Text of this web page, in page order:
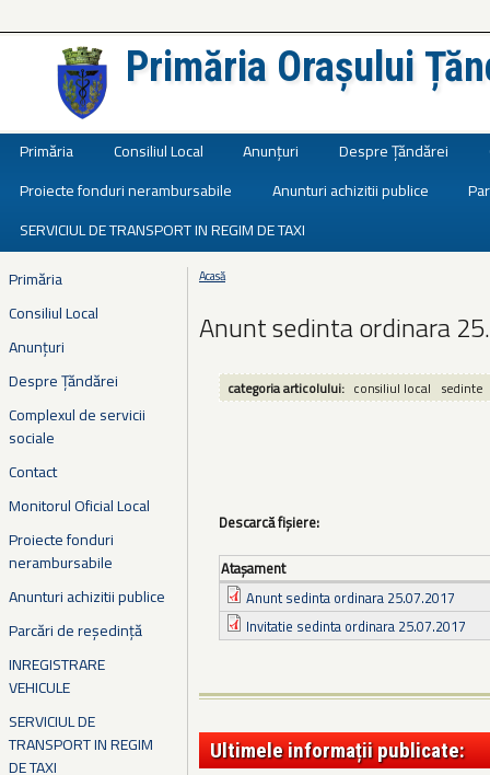
Primăria Orașului
Primăria Consiliul Local Anunțuri Despre Țăndărei
Proiecte fonduri nerambursabile
Anunturi achizitii publice
SERVICIUL DE TRANSPORT IN REGIM DE TAXI
Primăria
Consiliul Local
Anunțuri
Despre Țăndărei
Complexul de servicii
sociale
Contact
Monitorul Oficial Local
Proiecte fonduri
nerambursabile
Anunturi achizitii publice
Parcări de reședință
INREGISTRARE
VEHICULE
SERVICIUL DE
TRANSPORT IN REGIM
DE TAXI
Eşti aici
Acasă
Anunt sedinta ordinara
categoria articolului: consiliul local sedinte
Descarcă fișiere:
Ataşament
Anunt sedinta ordinara 25.07.2017
Invitatie sedinta ordinara 25.07.2017
Ultimele informații publicate: